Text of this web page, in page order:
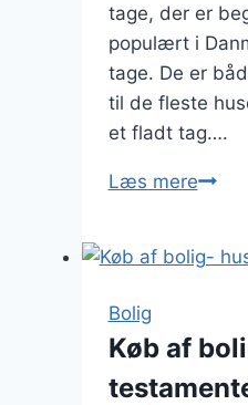
tage, der er
populært i
tage. De er
til de fleste
et fladt tag….
Læs mereSpar
at
grønt
tag
Bolig
Køb af